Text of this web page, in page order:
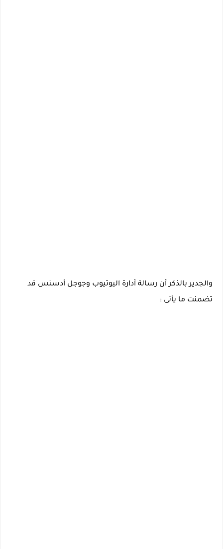
والجدير بالذكر أن رسالة أدارة اليوتيوب وجوجل أدسنس قد
تضمنت ما يأتى :